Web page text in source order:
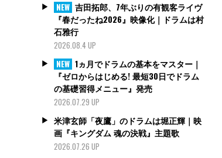
NEW 吉田拓郎、7年ぶりの有観客ライヴ
『春だったね2026』映像化｜ドラムは村
石雅行
2026.08.4 UP
NEW 1ヵ月でドラムの基本をマスター｜
『ゼロからはじめる! 最短30日でドラム
の基礎習得メニュー』発売
2026.07.29 UP
米津玄師「夜鷹」のドラムは堀正輝｜映
画『キングダム 魂の決戦』主題歌
2026.07.26 UP